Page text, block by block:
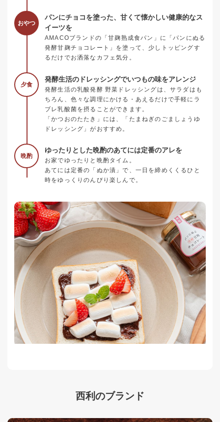
おやつ
パンにチョコを塗った、甘くて懐かしい健康的なス
イーツを
AMACOブランドの「甘麹熟成食パン」に「パンにぬる
発酵甘麹チョコレート」を塗って、少しトッピングす
るだけでお洒落なカフェ気分。
夕食
発酵生活のドレッシングでいつもの味をアレンジ
発酵生活の乳酸発酵 野菜ドレッシングは、サラダはも
ちろん、色々な調理にかける・あえるだけで手軽にラ
ブレ乳酸菌を摂ることができます。
「かつおのたたき」には、「たまねぎのごましょうゆ
ドレッシング」がおすすめ。
晩酌
ゆったりとした晩酌のあてには定番のアレを
お家でゆったりと晩酌タイム。
あてには定番の「ぬか漬」で、一日を締めくくるひと
時をゆっくりのんびり楽しんで。
西利のブランド